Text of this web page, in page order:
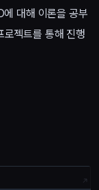
대해 이론을 공부
로젝트를 통해 진행